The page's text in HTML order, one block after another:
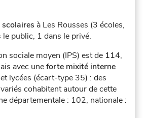
à Les Rousses (3 écoles,
le public, 1 dans le privé.
sociale moyen (IPS) est de 114,
avec uneforte mixité interne
lycées (écart-type 35) : des
cohabitent autour de cette
départementale : 102, nationale :